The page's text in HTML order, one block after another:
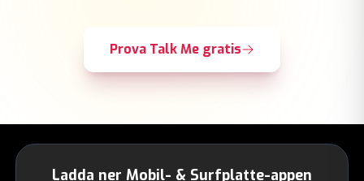
Prova Talk Me gratis
Ladda ner Mobil- & Surfplatte-appen